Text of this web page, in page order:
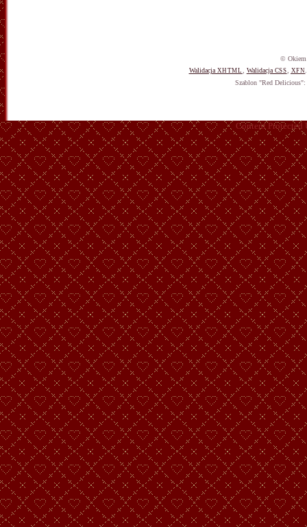
© Okiem
Walidacja XHTML Walidacja CSS XFN
Szablon "Red Delicious":
Content Protected